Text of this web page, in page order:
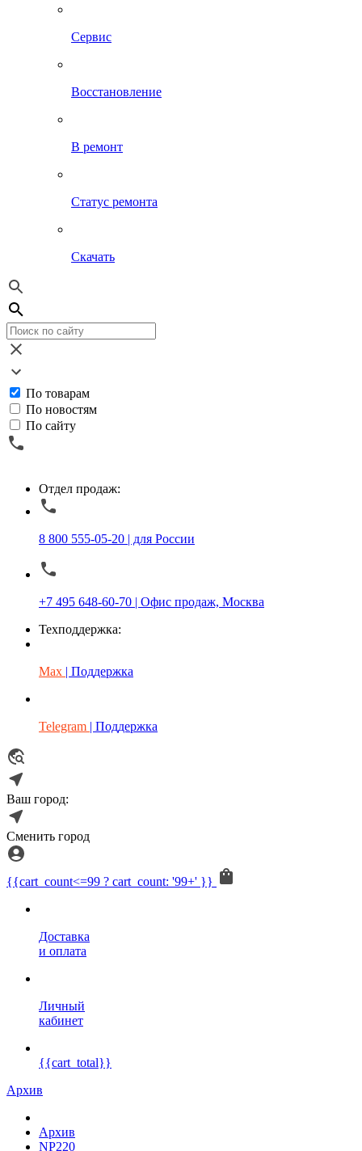
Сервис
Восстановление
В ремонт
Статус ремонта
Скачать
По товарам
По новостям
По сайту
Отдел продаж:
8 800 555-05-20 | для России
+7 495 648-60-70 | Офис продаж, Москва
Техподдержка:
Max | Поддержка
Telegram | Поддержка
Ваш город:
Сменить город
{{cart_count<=99 ? cart_count: '99+' }}
Доставка
и оплата
Личный
кабинет
{{cart_total}}
Архив
Архив
NP220